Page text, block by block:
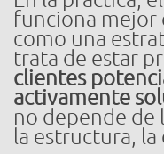
funciona mejor
como una
trata de estar
clientes
activamente
no depende de
la estructura, la